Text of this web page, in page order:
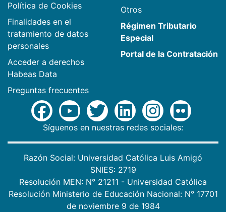
Política de Cookies
Finalidades en el
tratamiento de datos
personales
Acceder a derechos
Habeas Data
Preguntas frecuentes
Otros
Régimen Tributario
Especial
Portal de la Contratación
Síguenos en nuestras redes sociales:
Razón Social: Universidad Católica Luis Amigó
SNIES: 2719
Resolución MEN: N° 21211 - Universidad Católica
Resolución Ministerio de Educación Nacional: N° 17701
de noviembre 9 de 1984